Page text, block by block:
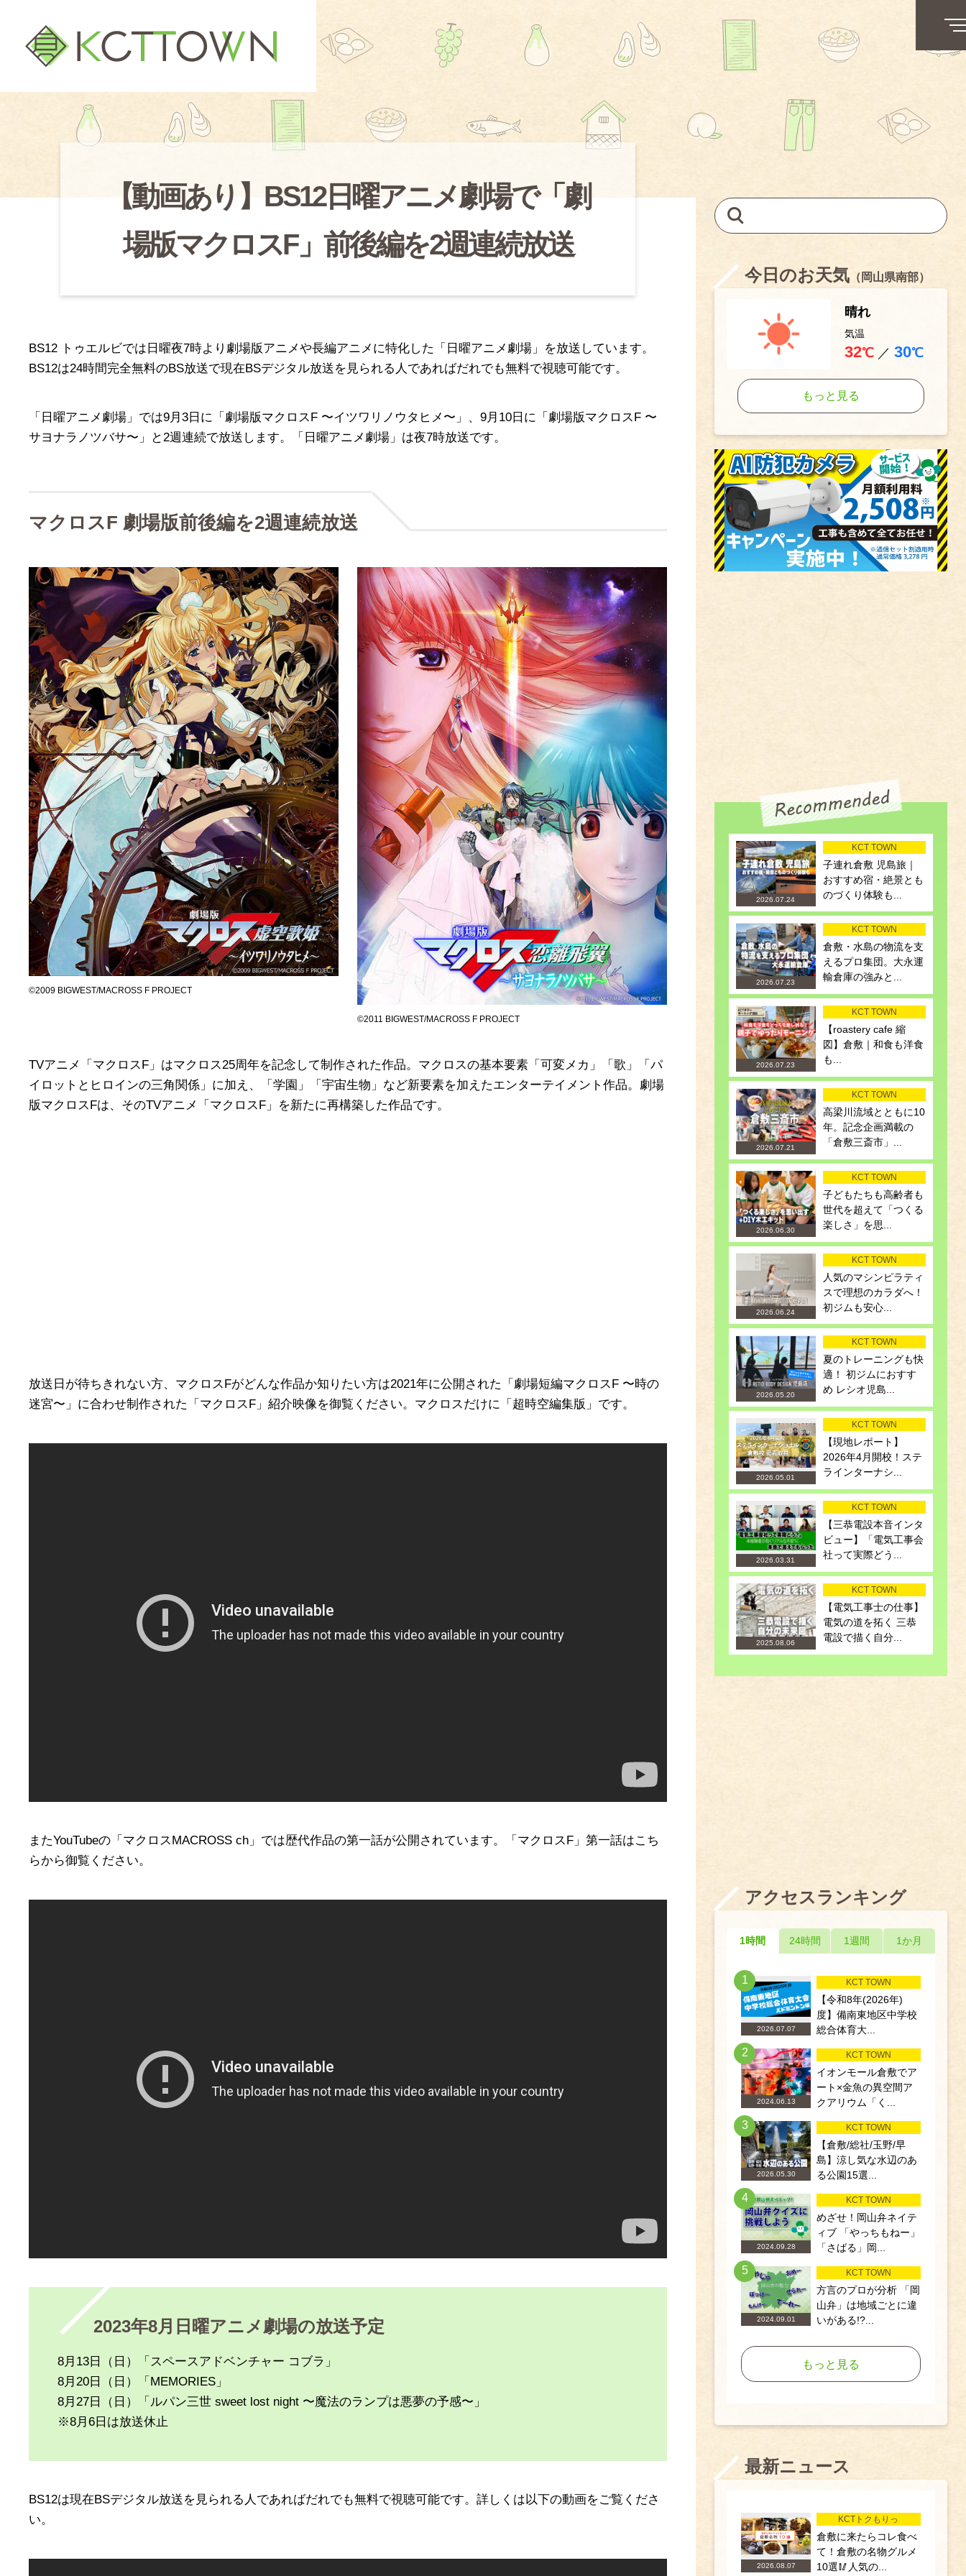
【動画あり】BS12日曜アニメ劇場で「劇
場版マクロスF」前後編を2週連続放送
BS12 トゥエルビでは日曜夜7時より劇場版アニメや長編アニメに特化した「日曜アニメ劇場」を放送しています。
BS12は24時間完全無料のBS放送で現在BSデジタル放送を見られる人であればだれでも無料で視聴可能です。
「日曜アニメ劇場」では9月3日に「劇場版マクロスF 〜イツワリノウタヒメ〜」、9月10日に「劇場版マクロスF 〜
サヨナラノツバサ〜」と2週連続で放送します。「日曜アニメ劇場」は夜7時放送です。
マクロスF 劇場版前後編を2週連続放送
©2009 BIGWEST/MACROSS F PROJECT
©2011 BIGWEST/MACROSS F PROJECT
TVアニメ「マクロスF」はマクロス25周年を記念して制作された作品。マクロスの基本要素「可変メカ」「歌」「パ
イロットとヒロインの三角関係」に加え、「学園」「宇宙生物」など新要素を加えたエンターテイメント作品。劇場
版マクロスFは、そのTVアニメ「マクロスF」を新たに再構築した作品です。
放送日が待ちきれない方、マクロスFがどんな作品か知りたい方は2021年に公開された「劇場短編マクロスF 〜時の
迷宮〜」に合わせ制作された「マクロスF」紹介映像を御覧ください。マクロスだけに「超時空編集版」です。
またYouTubeの「マクロスMACROSS ch」では歴代作品の第一話が公開されています。「マクロスF」第一話はこち
らから御覧ください。
2023年8月日曜アニメ劇場の放送予定
8月13日（日）「スペースアドベンチャー コブラ」
8月20日（日）「MEMORIES」
8月27日（日）「ルパン三世 sweet lost night 〜魔法のランプは悪夢の予感〜」
※8月6日は放送休止
BS12は現在BSデジタル放送を見られる人であればだれでも無料で視聴可能です。詳しくは以下の動画をご覧くださ
い。
今日のお天気 （岡山県南部）
晴れ
気温
32℃／ 30℃
もっと見る
2026.07.24
KCT TOWN
子連れ倉敷 児島旅｜
おすすめ宿・絶景とも
のづくり体験も...
2026.07.23
KCT TOWN
倉敷・水島の物流を支
えるプロ集団。大永運
輸倉庫の強みと...
2026.07.23
KCT TOWN
【roastery cafe 縮
図】倉敷｜和食も洋食
も...
2026.07.21
KCT TOWN
高梁川流域とともに10
年。記念企画満載の
「倉敷三斎市」...
2026.06.30
KCT TOWN
子どもたちも高齢者も
世代を超えて「つくる
楽しさ」を思...
2026.06.24
KCT TOWN
人気のマシンピラティ
スで理想のカラダへ！
初ジムも安心...
2026.05.20
KCT TOWN
夏のトレーニングも快
適！ 初ジムにおすす
め レシオ児島...
2026.05.01
KCT TOWN
【現地レポート】
2026年4月開校！ステ
ラインターナシ...
2026.03.31
KCT TOWN
【三恭電設本音インタ
ビュー】「電気工事会
社って実際どう...
2025.08.06
KCT TOWN
【電気工事士の仕事】
電気の道を拓く 三恭
電設で描く自分...
アクセスランキング
1時間 24時間 1週間 1か月
1
2026.07.07
KCT TOWN
【令和8年(2026年)
度】備南東地区中学校
総合体育大...
2
2024.06.13
KCT TOWN
イオンモール倉敷でア
ート×金魚の異空間ア
クアリウム「く...
3
2026.05.30
KCT TOWN
【倉敷/総社/玉野/早
島】涼し気な水辺のあ
る公園15選...
4
2024.09.28
KCT TOWN
めざせ！岡山弁ネイテ
ィブ 「やっちもねー」
「さばる」岡...
5
2024.09.01
KCT TOWN
方言のプロが分析 「岡
山弁」は地域ごとに違
いがある!?...
もっと見る
最新ニュース
2026.08.07
KCTトクもりっ
倉敷に来たらコレ食べ
て！倉敷の名物グルメ
10選🥢人気の...